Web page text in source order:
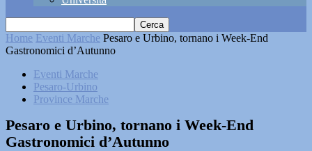
Home Eventi Marche Pesaro e Urbino, tornano i Week-End
Gastronomici d’Autunno
Eventi Marche
Pesaro-Urbino
Province Marche
Pesaro e Urbino, tornano i Week-End
Gastronomici d’Autunno